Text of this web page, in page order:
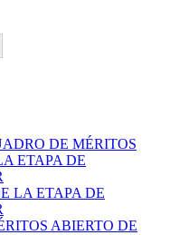
DE MÉRITOS
ETAPA DE
LA ETAPA DE
ABIERTO DE